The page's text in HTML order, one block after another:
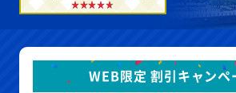
WEB限定 割引キャンペ